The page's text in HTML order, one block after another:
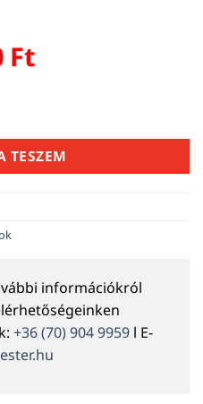
Ft
36cm mennyiség
TESZEM
információkról
+36 (70) 904 9959 l E-